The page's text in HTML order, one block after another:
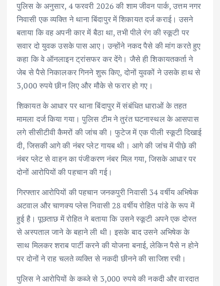
पुलिस के अनुसार, 4 फरवरी 2026 की शाम जीवन पार्क, उत्तम नगर
निवासी एक व्यक्ति ने थाना बिंदापुर में शिकायत दर्ज कराई। उसने
बताया कि वह अपनी कार में बैठा था, तभी पीले रंग की स्कूटी पर
सवार दो युवक उसके पास आए। उन्होंने नकद पैसे की मांग करते हुए
कहा कि वे ऑनलाइन ट्रांसफर कर देंगे। जैसे ही शिकायतकर्ता ने
जेब से पैसे निकालकर गिनने शुरू किए, दोनों युवकों ने उसके हाथ से
3,000 रुपये छीन लिए और मौके से फरार हो गए।
शिकायत के आधार पर थाना बिंदापुर में संबंधित धाराओं के तहत
मामला दर्ज किया गया। पुलिस टीम ने तुरंत घटनास्थल के आसपास
लगे सीसीटीवी कैमरों की जांच की। फुटेज में एक पीली स्कूटी दिखाई
दी, जिसकी आगे की नंबर प्लेट गायब थी। आगे की जांच में पीछे की
नंबर प्लेट से वाहन का पंजीकरण नंबर मिल गया, जिसके आधार पर
दोनों आरोपियों की पहचान की गई।
गिरफ्तार आरोपियों की पहचान जनकपुरी निवासी 34 वर्षीय अभिषेक
अटवाल और चाणक्य प्लेस निवासी 28 वर्षीय रोहित पांडे के रूप में
हुई है। पूछताछ में रोहित ने बताया कि उसने स्कूटी अपने एक दोस्त
से अस्पताल जाने के बहाने ली थी। इसके बाद उसने अभिषेक के
साथ मिलकर शराब पार्टी करने की योजना बनाई, लेकिन पैसे न होने
पर दोनों ने राह चलते व्यक्ति से नकदी छीनने की साजिश रची।
पुलिस ने आरोपियों के कब्जे से 3,000 रुपये की नकदी और वारदात